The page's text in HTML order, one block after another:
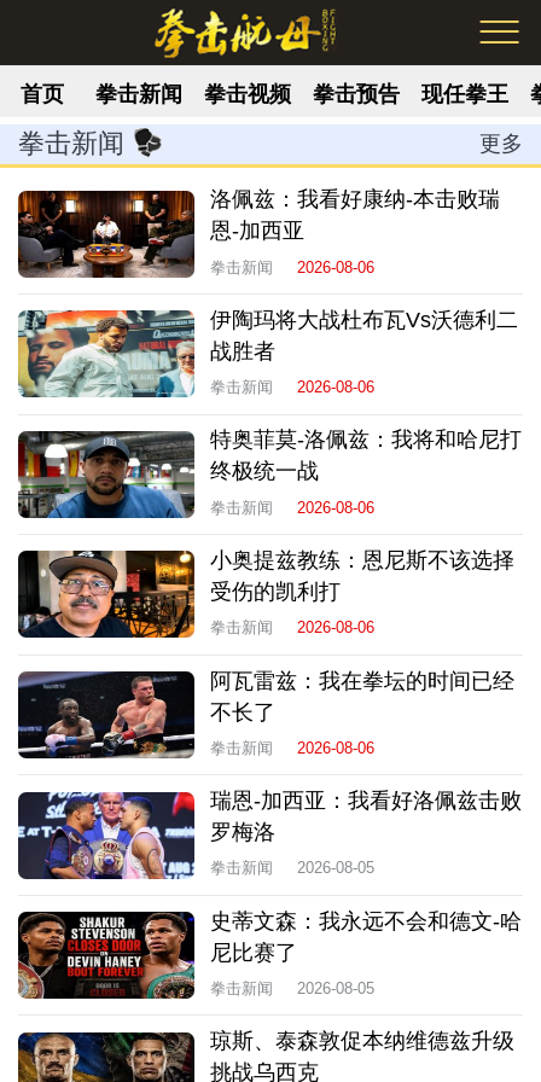
首页 拳击新闻 拳击视频 拳击预告 现任拳王
更多
拳击新闻
洛佩兹：我看好康纳-本击败瑞
恩-加西亚
拳击新闻 2026-08-06
伊陶玛将大战杜布瓦Vs沃德利二
战胜者
拳击新闻 2026-08-06
特奥菲莫-洛佩兹：我将和哈尼打
终极统一战
拳击新闻 2026-08-06
小奥提兹教练：恩尼斯不该选择
受伤的凯利打
拳击新闻 2026-08-06
阿瓦雷兹：我在拳坛的时间已经
不长了
拳击新闻 2026-08-06
瑞恩-加西亚：我看好洛佩兹击败
罗梅洛
拳击新闻 2026-08-05
史蒂文森：我永远不会和德文-哈
尼比赛了
拳击新闻 2026-08-05
琼斯、泰森敦促本纳维德兹升级
挑战乌西克